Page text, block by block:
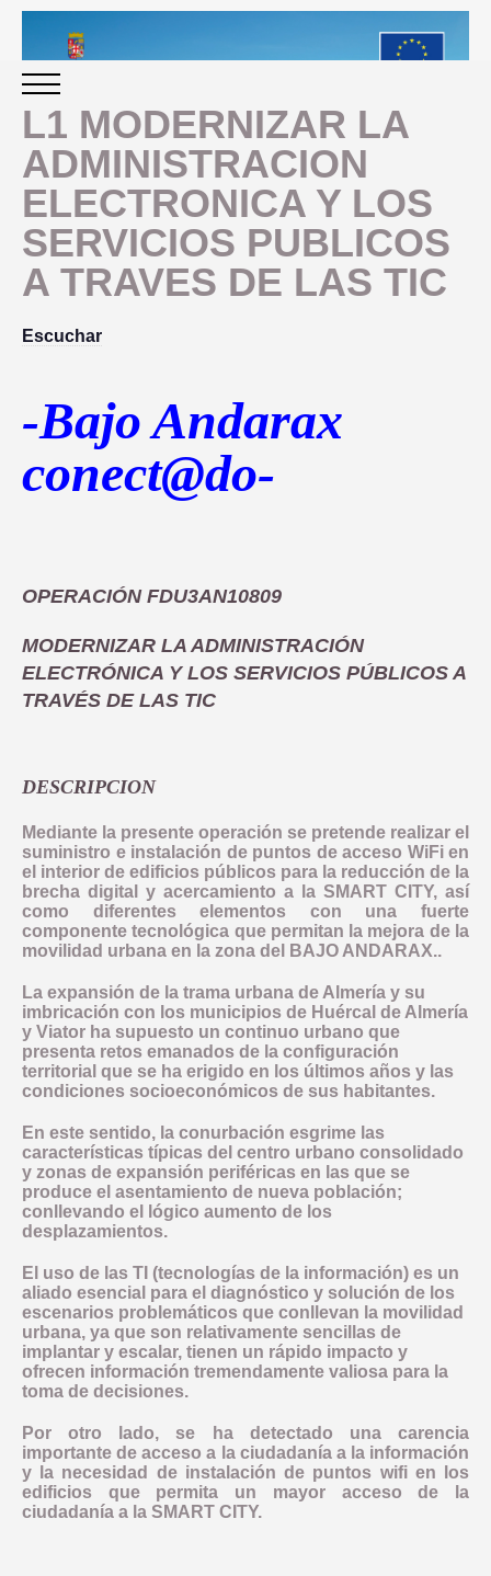
INICIO
PERIODO 2014-2020
PROGRAMACIÓN
PRESENTACION
PLAN IMPLEMENTACIÓN
LINEA 2: INFRAESTRUCTURA Y FOMENTO DE LA MOVILIDAD
LINEA 3: ACCIONES PARA MEJORAR LA EFICIENCIA
OBJETIVO TEMATICO 6
LINEA 4: REHABILITACION Y PUESTA EN VALOR DEL
OBJETIVO TEMATICO 9
OBJETIVO TEMATICO 99
LINEA 8: COMUNICACION EDUSI
CONVOCATORIAS
EVALUACIÓN
OBJETIVOS
NOTICIAS
BUENAS PRÁCTICAS
CONTACTO
CÓDIGO DE CONDUCTA
L1 MODERNIZAR LA
ADMINISTRACION
ELECTRONICA Y LOS
SERVICIOS PUBLICOS
A TRAVES DE LAS TIC
Escuchar
-Bajo Andarax
conect@do-
OPERACIÓN FDU3AN10809
MODERNIZAR LA ADMINISTRACIÓN
ELECTRÓNICA Y LOS SERVICIOS PÚBLICOS A
TRAVÉS DE LAS TIC
DESCRIPCION
Mediante la presente operación se pretende realizar el
suministro e instalación de puntos de acceso WiFi en
el interior de edificios públicos para la reducción de la
brecha digital y acercamiento a la SMART CITY, así
como diferentes elementos con una fuerte
componente tecnológica que permitan la mejora de la
movilidad urbana en la zona del BAJO ANDARAX..
La expansión de la trama urbana de Almería y su
imbricación con los municipios de Huércal de Almería
y Viator ha supuesto un continuo urbano que
presenta retos emanados de la configuración
territorial que se ha erigido en los últimos años y las
condiciones socioeconómicos de sus habitantes.
En este sentido, la conurbación esgrime las
características típicas del centro urbano consolidado
y zonas de expansión periféricas en las que se
produce el asentamiento de nueva población;
conllevando el lógico aumento de los
desplazamientos.
El uso de las TI (tecnologías de la información) es un
aliado esencial para el diagnóstico y solución de los
escenarios problemáticos que conllevan la movilidad
urbana, ya que son relativamente sencillas de
implantar y escalar, tienen un rápido impacto y
ofrecen información tremendamente valiosa para la
toma de decisiones.
Por otro lado, se ha detectado una carencia
importante de acceso a la ciudadanía a la información
y la necesidad de instalación de puntos wifi en los
edificios que permita un mayor acceso de la
ciudadanía a la SMART CITY.